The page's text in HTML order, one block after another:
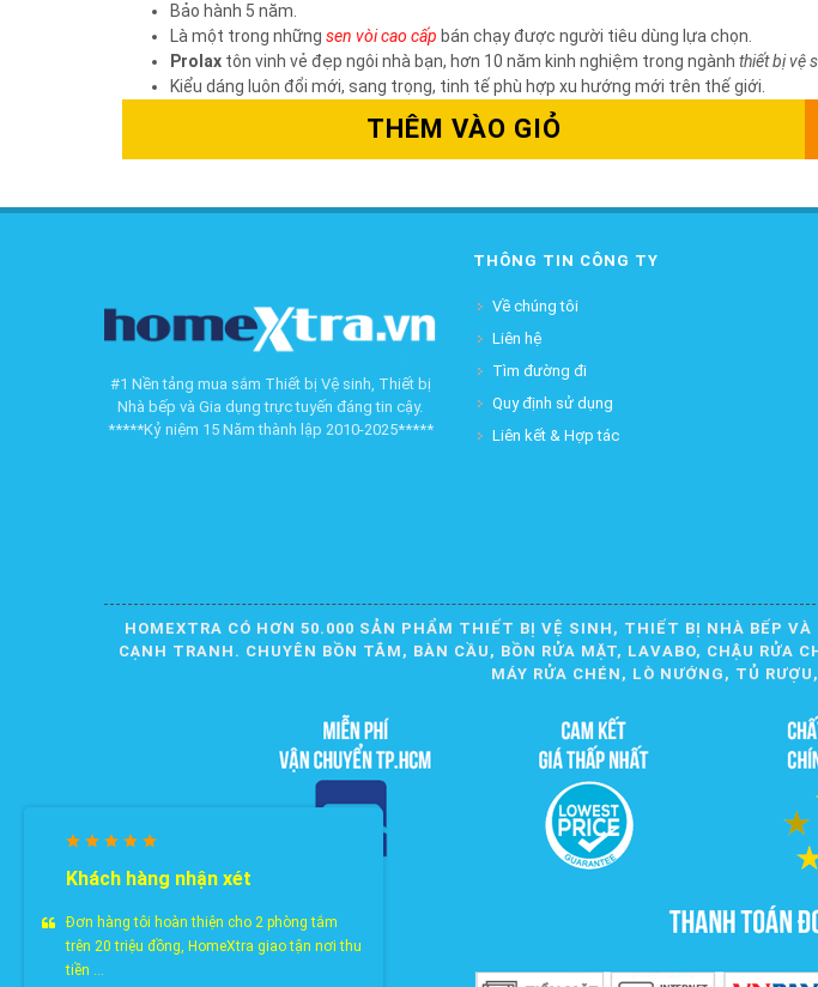
Bảo hành 5 năm.
Là một trong những sen vòi cao cấp bán chạy được người tiêu dùng lựa chọn.
Prolax tôn vinh vẻ đẹp ngôi nhà bạn, hơn 10 năm kinh nghiệm trong ngành thiết bị vệ
Kiểu dáng luôn đổi mới, sang trọng, tinh tế phù hợp xu hướng mới trên thế giới.
THÊM VÀO GIỎ
#1 Nền tảng mua sắm Thiết bị Vệ sinh, Thiết bị
Nhà bếp và Gia dụng trực tuyến đáng tin cậy.
*****Kỷ niệm 15 Năm thành lập 2010-2025*****
THÔNG TIN CÔNG TY
Về chúng tôi
Liên hệ
Tìm đường đi
Quy định sử dụng
Liên kết & Hợp tác
HOMEXTRA CÓ HƠN 50.000 SẢN PHẨM THIẾT BỊ VỆ SINH, THIẾT BỊ NHÀ BẾP
CẠNH TRANH. CHUYÊN BỒN TẮM, BÀN CẦU, BỒN RỬA MẶT, LAVABO, CHẬU
MÁY RỬA CHÉN, LÒ NƯỚNG, TỦ
Khách hàng nhận xét
Đơn hàng tôi hoàn thiện cho 2 phòng tắm
trên 20 triệu đồng, HomeXtra giao tận nơi thu
tiền ...